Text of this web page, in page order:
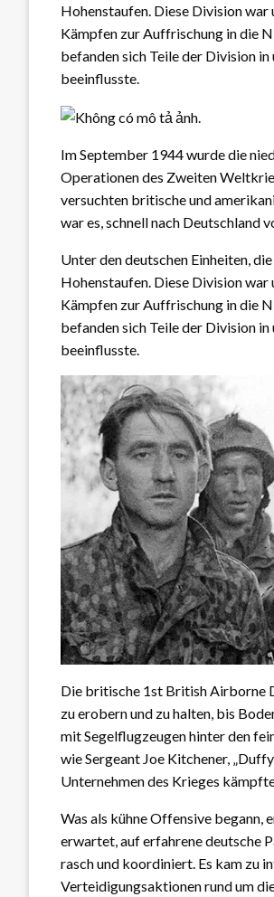
Hohenstaufen. Diese Division
Kämpfen zur Auffrischung in die
befanden sich Teile der Division
beeinflusste.
Im September 1944 wurde die
Operationen des Zweiten
versuchten britische und
war es, schnell nach Deutschland
Unter den deutschen Einheiten,
Hohenstaufen. Diese Division
Kämpfen zur Auffrischung in die
befanden sich Teile der Division
beeinflusste.
Die britische 1st British Airborne
zu erobern und zu halten, bis
mit Segelflugzeugen hinter den
wie Sergeant Joe Kitchener,
Unternehmen des Krieges
Was als kühne Offensive
erwartet, auf erfahrene deutsche
rasch und koordiniert. Es kam zu
Verteidigungsaktionen rund um